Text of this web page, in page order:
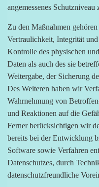
angemessenes Schutzniveau
Zu den Maßnahmen
Vertraulichkeit, Integrität
Kontrolle des physischen
Daten als auch des sie
Weitergabe, der Sicherung
Des Weiteren haben wir
Wahrnehmung von
und Reaktionen auf die
Ferner berücksichtigen wir
bereits bei der Entwicklung
Software sowie Verfahren
Datenschutzes, durch
datenschutzfreundliche